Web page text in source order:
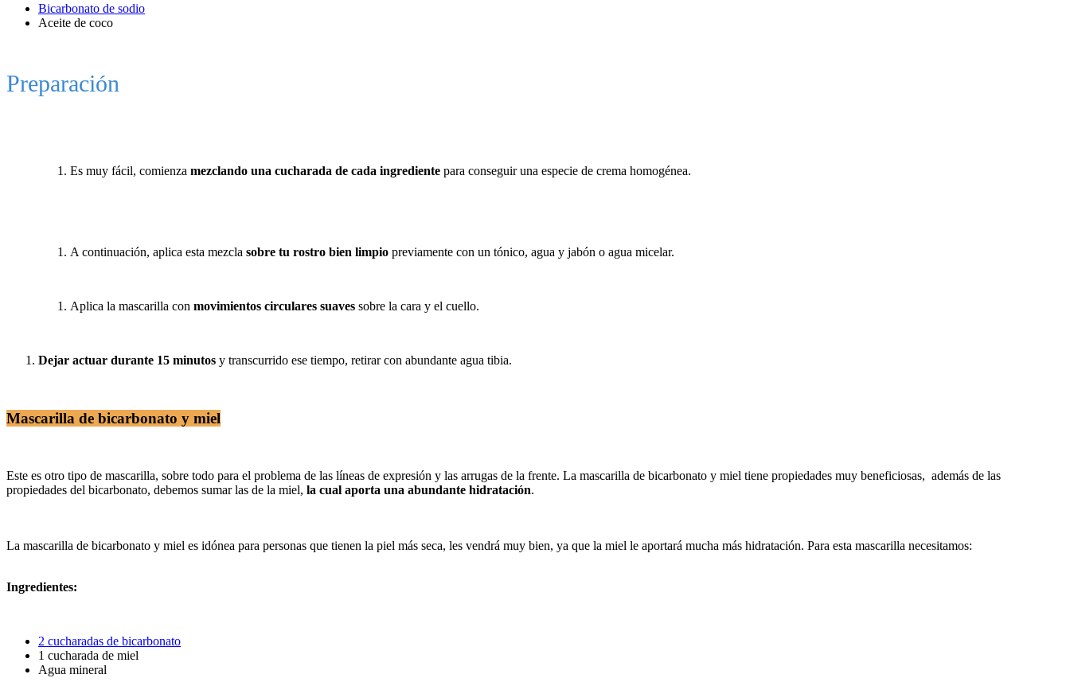
Bicarbonato de sodio
Aceite de coco
Preparación
Es muy fácil, comienza mezclando una cucharada de cada ingrediente para conseguir una especie de crema homogénea.
A continuación, aplica esta mezcla sobre tu rostro bien limpio previamente con un tónico, agua y jabón o agua micelar.
Aplica la mascarilla con movimientos circulares suaves sobre la cara y el cuello.
Dejar actuar durante 15 minutos y transcurrido ese tiempo, retirar con abundante agua tibia.
Mascarilla de bicarbonato y miel
Este es otro tipo de mascarilla, sobre todo para el problema de las líneas de expresión y las arrugas de la frente. La mascarilla de bicarbonato y miel tiene propiedades muy beneficiosas, además de las
propiedades del bicarbonato, debemos sumar las de la miel, la cual aporta una abundante hidratación.
La mascarilla de bicarbonato y miel es idónea para personas que tienen la piel más seca, les vendrá muy bien, ya que la miel le aportará mucha más hidratación. Para esta mascarilla necesitamos:
Ingredientes:
2 cucharadas de bicarbonato
1 cucharada de miel
Agua mineral